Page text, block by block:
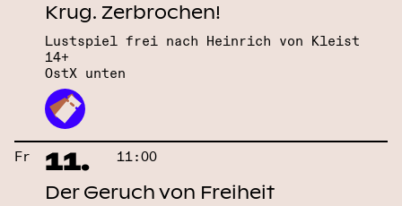
Krug. Zerbrochen!
Lustspiel frei nach Heinrich von Kleist
14+
OstX unten
Fr 11. 11:00
Der Geruch von Freiheit